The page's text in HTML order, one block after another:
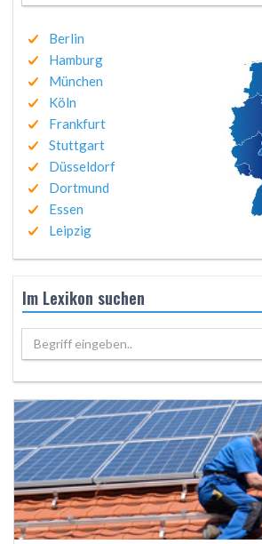
Berlin
Hamburg
München
Köln
Frankfurt
Stuttgart
Düsseldorf
Dortmund
Essen
Leipzig
Im Lexikon suchen
Begriff eingeben..